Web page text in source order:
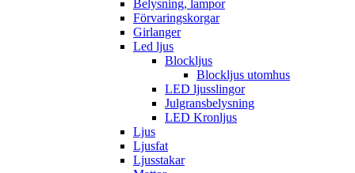
Belysning, lampor
Förvaringskorgar
Girlanger
Led ljus
Blockljus
Blockljus utomhus
LED ljusslingor
Julgransbelysning
LED Kronljus
Ljus
Ljusfat
Ljusstakar